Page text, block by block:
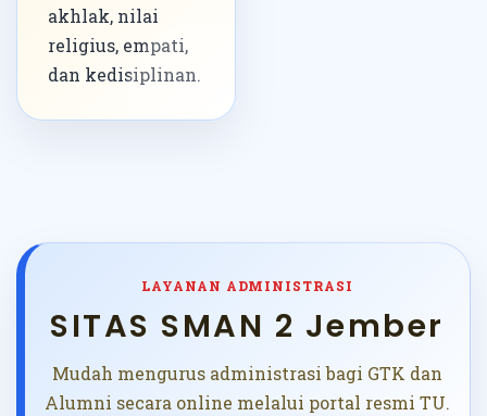
akhlak, nilai
religius, empati,
dan kedisiplinan.
LAYANAN ADMINISTRASI
SITAS SMAN 2 Jember
Mudah mengurus administrasi bagi GTK dan
Alumni secara online melalui portal resmi TU.